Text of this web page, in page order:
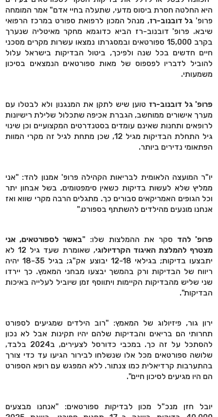
היא החלטה חסרת ביסוס מדעי, שתעלה בחיי אדם" אמר המומחה
פרופ'גל דובנוב-רז, מנהל המכון לרפואת ספורט במרכז הרפואי
שיבא. פרופ' דובנוב-רז הביא כדוגמא מחקר מאיטליה שנערך
בקרב 15,000 ספורטאים ובמסגרתו נמצאו עשרות מקרים מסכני
חיים חדשים בכל שנה ולפיכך, ביטול הבדיקות בישראל עלול
להוביל לדבריו לפספוס של מאות ספורטאים הנמצאים בסיכון
משמעותי.
פרופ' גל דובנוב-רזטוען שיש לתקן את המנגנון ולא לבטלו עם
מערך אישורים ממוחשב, הגברת אכיפה שתכלול שלילת רישיונות
לרופאים ותחנות שאינם עומדים בסטנדרטים המקצועיים וכן שינוי
גיל התחלת הבדיקות מגיל 12, שכן מתחת לגיל זה מקרי המוות
הפתאומי נדירים ביותר.
יו"ר המועצה הלאומית לבריאות הקהילה פרופ' אמנון להד: "אני
ממליץ שלא לעשות בדיקות כשאין סימפטומים, בשל אבחון יתר
וכל הגופים האמריקאים סבורים כך. מתגלים הרבה מקרי שווא ואז
אנחנו מונעים מהילדים להשתתף בספורט."
פרופ' להדסקר את ההמלצות שלו: " באשר לספורטאים, אני
מצטרף להמלצת האיגוד הקרדיולוגי
, שאומרת שעד גיל 12 לא
יתבצעו בדיקות; בגילאי 12-18 יבוצע אק"ג; בגיל 18-35 יהיה
ריווח של הבדיקות ורק בהמשך יבצעו מבחני המאמץ. כך יירדו
שני שליש מהבדיקות הקיימות ויתווסף זמן שיוביל לעלייה באיכות
הבדיקות".
ירון גור, פיזיולוג של המאמץ: "רוב הילדים שמגיעים לספורט
תחרותי הם בריאים והבדיקות שלהם יהיו תקינות אבל לא נכון
להסתכל על זה כך. במכבי כדורסל לצעירים, ב2024 בלבד,
שלושה ספורטאים מכל אלו שנשלחו לבירור הגיעו עד כדי צורך
בהתערבות קרדיאלית כמו צנתור. ללא המפגש עם רופא הספורט
הם היו מגיעים לסיכון חיים".
יובל חזן מנכ"ל מכון לבדיקות ספורטאים: "אנחנו מבצעים